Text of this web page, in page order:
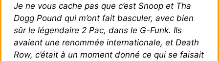
Je ne vous cache pas que c’est Snoop et Tha
Dogg Pound qui m’ont fait basculer, avec bien
sûr le légendaire 2 Pac, dans le G-Funk. Ils
avaient une renommée internationale, et Death
Row, c’était à un moment donné ce qui se faisait